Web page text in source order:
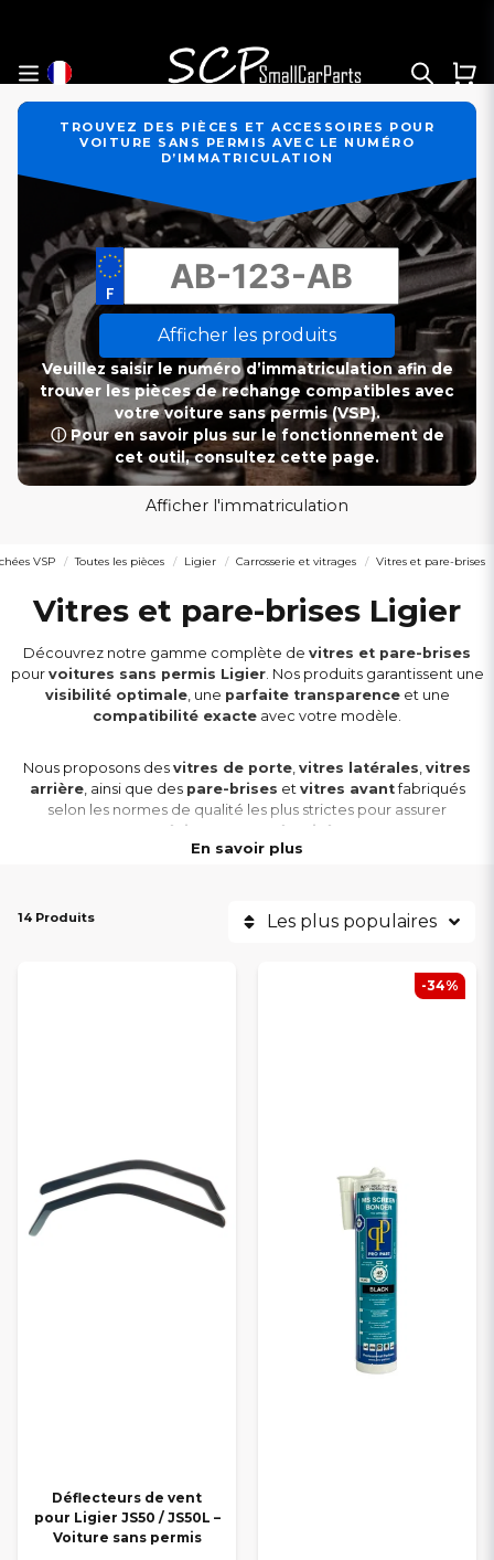
TROUVEZ DES PIÈCES ET ACCESSOIRES POUR
VOITURE SANS PERMIS AVEC LE NUMÉRO
D’IMMATRICULATION
Afficher les produits
Veuillez saisir le numéro d’immatriculation afin de
trouver les pièces de rechange compatibles avec
votre voiture sans permis (VSP).
ⓘ Pour en savoir plus sur le fonctionnement de
cet outil, consultez cette page.
Afficher l'immatriculation
VSP Toutes les pièces Ligier Carrosserie et vitrages Vitres et pare-brises
Vitres et pare-brises Ligier
Découvrez notre gamme complète de vitres et pare-brises
pour voitures sans permis Ligier. Nos produits garantissent une
visibilité optimale, une parfaite transparenceet une
compatibilité exacte avec votre modèle.
Nous proposons des vitres de porte, vitres latérales, vitres
arrière, ainsi que des pare-brises et vitres avantfabriqués
selon les normes de qualité les plus strictes pour assurer
résistance et sécurité
montage facile
et une étanchéité parfaite.
vitres et pare-brises pour
– bénéficiez
En savoir plus
14 Produits Les plus populaires
Déflecteurs de vent
pour Ligier JS50 / JS50L –
Voiture sans permis
-34%